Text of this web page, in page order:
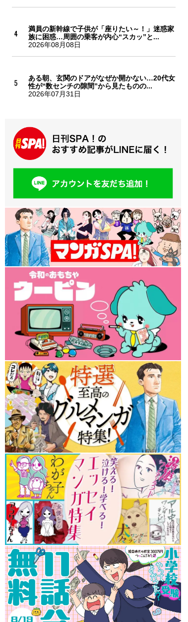
満員の新幹線で子供が「座りたい～！」迷惑家
族に困惑…周囲の乗客が内心“スカッ”と...
2026年08月08日
ある朝、玄関のドアがなぜか開かない…20代女
性が“数センチの隙間”から見たものの...
2026年07月31日